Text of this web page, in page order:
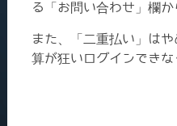
る「お問い合わせ」欄か
また、「二重払い」は
算が狂いログインできな